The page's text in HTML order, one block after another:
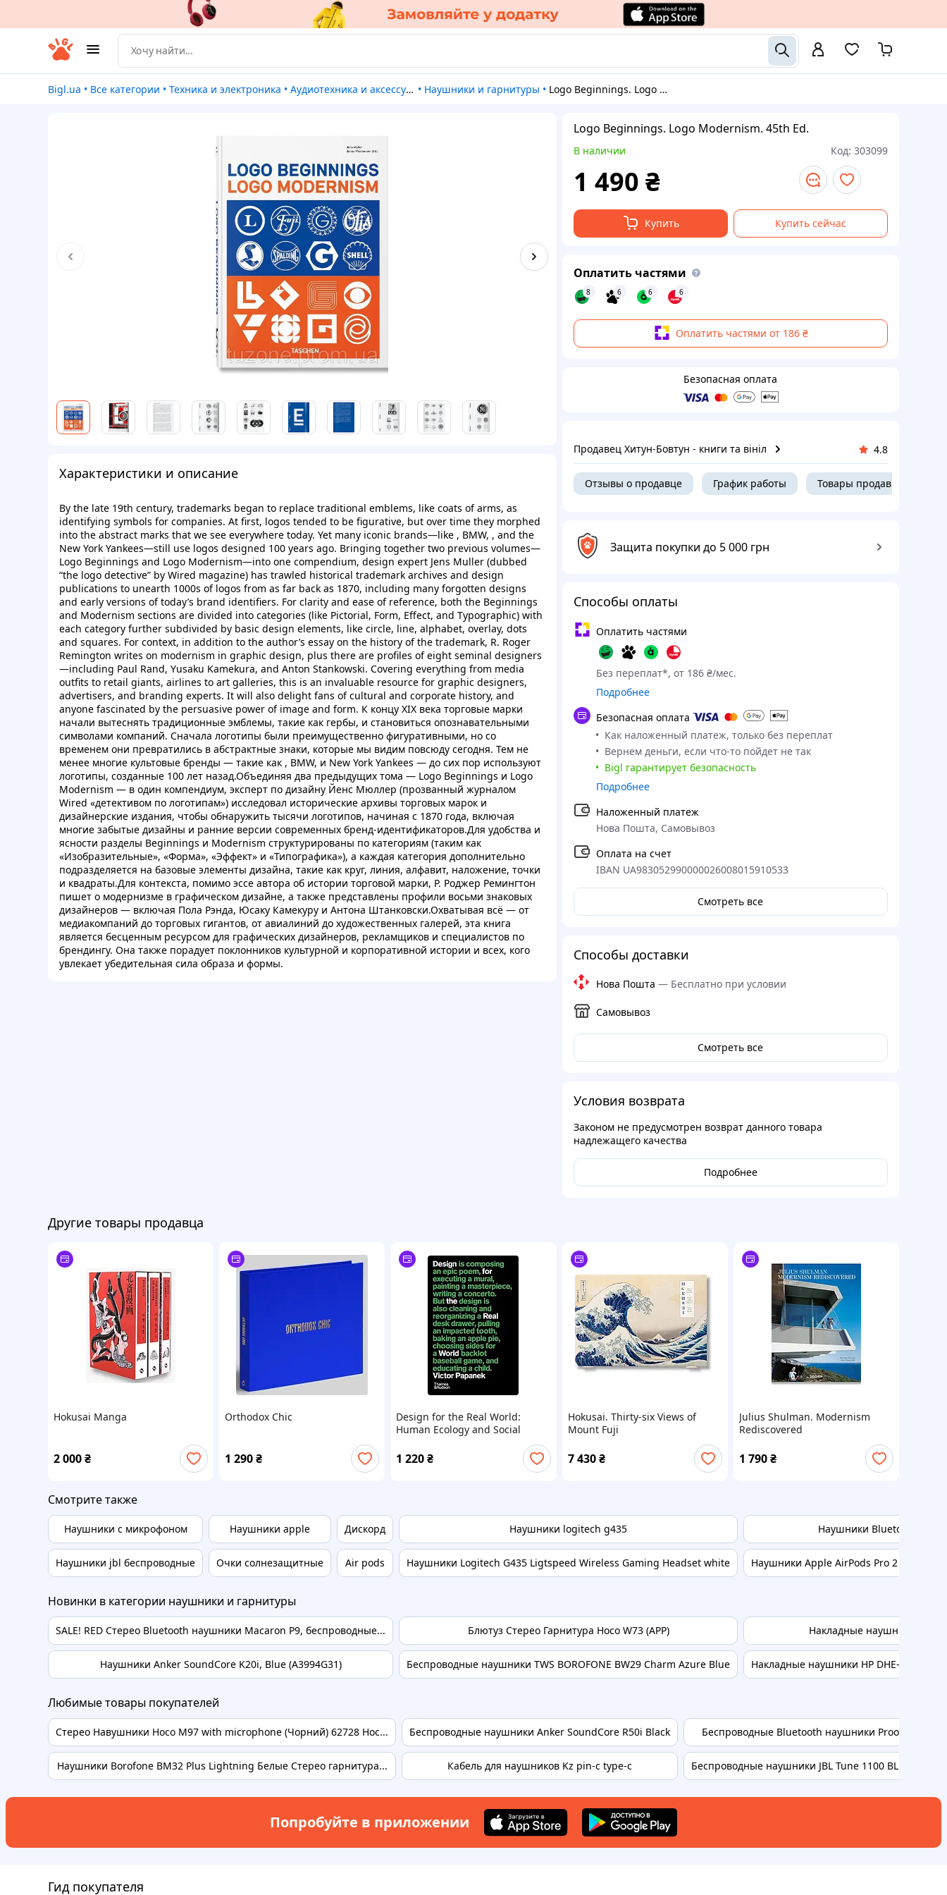
Bigl.ua • Все категории • Техника и электроника • Аудиотехника и аксессуары • Наушники и гарнитуры • Logo Beginnings. Logo Modernism. 45th Ed.
Характеристики и описание
By the late 19th century, trademarks began to replace traditional emblems, like coats of arms, as
identifying symbols for companies. At first, logos tended to be figurative, but over time they morphed
into the abstract marks that we see everywhere today. Yet many iconic brands—like , BMW, , and the
New York Yankees—still use logos designed 100 years ago. Bringing together two previous volumes—
Logo Beginnings and Logo Modernism—into one compendium, design expert Jens Muller (dubbed
“the logo detective” by Wired magazine) has trawled historical trademark archives and design
publications to unearth 1000s of logos from as far back as 1870, including many forgotten designs
and early versions of today’s brand identifiers. For clarity and ease of reference, both the Beginnings
and Modernism sections are divided into categories (like Pictorial, Form, Effect, and Typographic) with
each category further subdivided by basic design elements, like circle, line, alphabet, overlay, dots
and squares. For context, in addition to the author’s essay on the history of the trademark, R. Roger
Remington writes on modernism in graphic design, plus there are profiles of eight seminal designers
—including Paul Rand, Yusaku Kamekura, and Anton Stankowski. Covering everything from media
outfits to retail giants, airlines to art galleries, this is an invaluable resource for graphic designers,
advertisers, and branding experts. It will also delight fans of cultural and corporate history, and
anyone fascinated by the persuasive power of image and form. К концу XIX века торговые марки
начали вытеснять традиционные эмблемы, такие как гербы, и становиться опознавательными
символами компаний. Сначала логотипы были преимущественно фигуративными, но со
временем они превратились в абстрактные знаки, которые мы видим повсюду сегодня. Тем не
менее многие культовые бренды — такие как , BMW, и New York Yankees — до сих пор используют
логотипы, созданные 100 лет назад.Объединяя два предыдущих тома — Logo Beginnings и Logo
Modernism — в один компендиум, эксперт по дизайну Йенс Мюллер (прозванный журналом
Wired «детективом по логотипам») исследовал исторические архивы торговых марок и
дизайнерские издания, чтобы обнаружить тысячи логотипов, начиная с 1870 года, включая
многие забытые дизайны и ранние версии современных бренд-идентификаторов.Для удобства и
ясности разделы Beginnings и Modernism структурированы по категориям (таким как
«Изобразительные», «Форма», «Эффект» и «Типографика»), а каждая категория дополнительно
подразделяется на базовые элементы дизайна, такие как круг, линия, алфавит, наложение, точки
и квадраты.Для контекста, помимо эссе автора об истории торговой марки, Р. Роджер Ремингтон
пишет о модернизме в графическом дизайне, а также представлены профили восьми знаковых
дизайнеров — включая Пола Рэнда, Юсаку Камекуру и Антона Штанковски.Охватывая всё — от
медиакомпаний до торговых гигантов, от авиалиний до художественных галерей, эта книга
является бесценным ресурсом для графических дизайнеров, рекламщиков и специалистов по
брендингу. Она также порадует поклонников культурной и корпоративной истории и всех, кого
увлекает убедительная сила образа и формы.
Logo Beginnings. Logo Modernism. 45th Ed.
В наличии Код: 303099
1 490 ₴
Купить Купить сейчас
Оплатить частями
8 6 6 6
Оплатить частями от 186 ₴
Безопасная оплата
Продавец Хитун-Бовтун - книги та вініл 4.8
Отзывы о продавце График работы Товары продавца
Защита покупки до 5 000 грн
Способы оплаты
Оплатить частями
Без переплат*, от 186 ₴/мес.
Подробнее
Безопасная оплата
Как наложенный платеж, только без переплат
Вернем деньги, если что-то пойдет не так
Bigl гарантирует безопасность
Подробнее
Наложенный платеж
Нова Пошта, Самовывоз
Оплата на счет
IBAN UA983052990000026008015910533
Смотреть все
Способы доставки
Нова Пошта — Бесплатно при условии
Самовывоз
Смотреть все
Условия возврата
Законом не предусмотрен возврат данного товара
надлежащего качества
Подробнее
Другие товары продавца
Hokusai Manga
2 000₴
Orthodox Chic
1 290₴
Design for the Real World:
Human Ecology and Social
1 220₴
Hokusai. Thirty-six Views of
Mount Fuji
7 430 ₴
Julius Shulman. Modernism
Rediscovered
1 790₴
Смотрите также
Наушники с микрофоном
Наушники jbl беспроводные
Наушники apple
Очки солнезащитные
Дискорд
Air pods
Наушники logitech g435
Наушники Logitech G435 Ligtspeed Wireless Gaming Headset white
Наушники Bluetooth
Наушники Apple AirPods Pro 2 Gen
Новинки в категории наушники и гарнитуры
SALE! RED Стерео Bluetooth наушники Macaron P9, беспроводные...
Наушники Anker SoundСore K20i, Blue (A3994G31)
Блютуз Стерео Гарнитура Hoco W73 (APP)
Беспроводные наушники TWS BOROFONE BW29 Charm Azure Blue
Накладные наушники
Накладные наушники HP DHE-8000
Любимые товары покупателей
Стерео Навушники Hoco M97 with microphone (Чорний) 62728 Hoc...
Наушники Borofone BM32 Plus Lightning Белые Стерео гарнитура...
Беспроводные наушники Anker SoundCore R50i Black
Кабель для наушников Kz pin-c type-c
Беспроводные Bluetooth наушники Proove 70's
Беспроводные наушники JBL Tune 1100 BLUE
Попробуйте в приложении
Гид покупателя